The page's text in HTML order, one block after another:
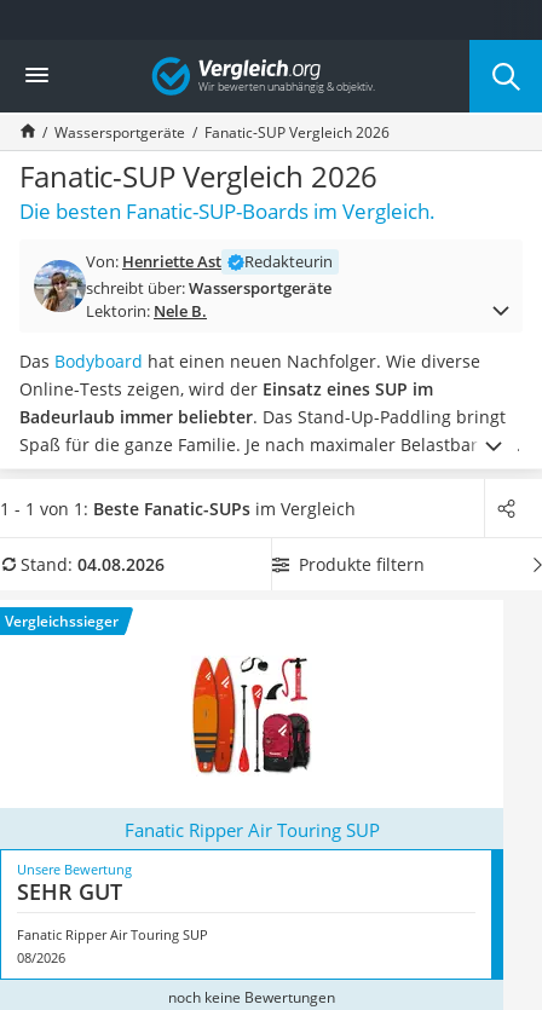
Die beliebtesten Vergleiche nach Kategorie
Freizeit & Sport
Gartentrampolin
Trampolin
Metalldetektor
Eufab-Fahrradträger
Trampolin 366 cm
Aluminium-Koffer
Futterboot
E-Bike-Dreirad
Trekkingschuhe Herren
Reisetasche mit Rollen
Klimmzugstation
Koffer
Nachtsichtgerät
Handgepäck-Koffer
Wanderschuhe Herren
Sicherheitsweste Reiten
Vergleich
Wassersportgeräte Fanatic-SUP Vergleich 2026
Fanatic-SUP Vergleich 2026
Die besten Fanatic-SUP-Boards im Vergleich.
Von: Henriette Ast
Redakteurin
schreibt über:Wassersportgeräte
Lektorin: Nele B.
Das Bodyboard hat einen neuen Nachfolger. Wie diverse
Online-Tests zeigen, wird der Einsatz eines SUP im
Badeurlaub immer beliebter. Das Stand-Up-Paddling bringt
Spaß für die ganze Familie. Je nach maximaler Belastbarkeit
können gar zwei Personen auf einem Fanatic-SUP Platz
finden. Wählen Sie jetzt aus unserer Vergleichstabelle
Wassersport direkt loslegen zu können. Überzeugt hat uns
Touring SUP*
1 - 1 von 1: Beste Fanatic-SUPs im Vergleich
Stand: 04.08.2026 Produkte filtern
Vergleichssieger
Fanatic Ripper Air Touring SUP
Unsere Bewertung
SEHR GUT
Fanatic Ripper Air Touring SUP
08/2026
noch keine Bewertungen